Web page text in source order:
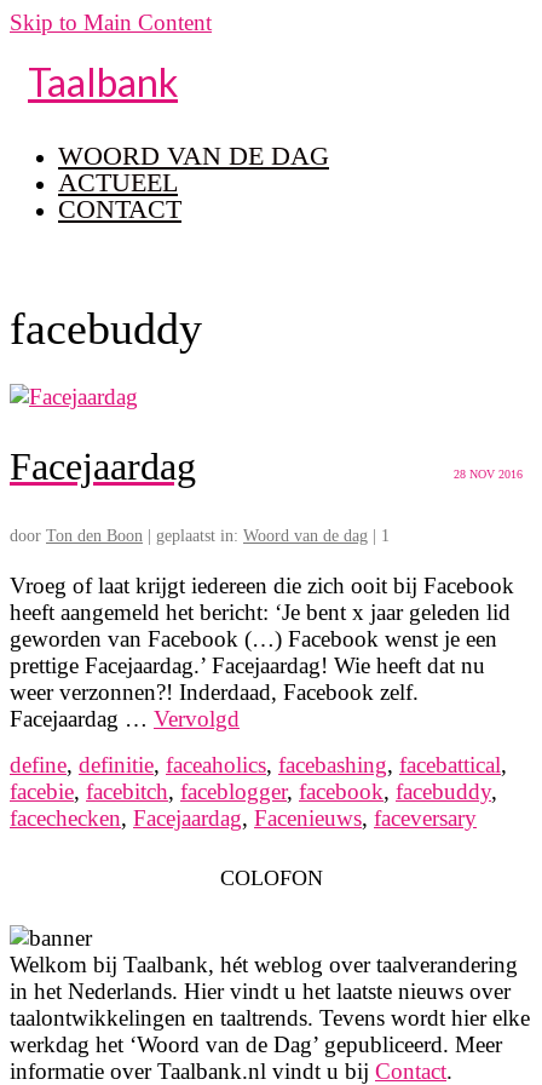
Skip to Main Content
Taalbank
WOORD VAN DE DAG
ACTUEEL
CONTACT
facebuddy
28 NOV 2016
Facejaardag
door Ton den Boon geplaatst in: Woord van de dag 1
Vroeg of laat krijgt iedereen die zich ooit bij Facebook
heeft aangemeld het bericht: ‘Je bent x jaar geleden lid
geworden van Facebook (…) Facebook wenst je een
prettige Facejaardag.’ Facejaardag! Wie heeft dat nu
weer verzonnen?! Inderdaad, Facebook zelf.
Facejaardag … Vervolgd
define, definitie, faceaholics, facebashing, facebattical,
facebie, facebitch, faceblogger, facebook, facebuddy,
facechecken, Facejaardag, Facenieuws, faceversary
COLOFON
Welkom bij Taalbank, hét weblog over taalverandering
in het Nederlands. Hier vindt u het laatste nieuws over
taalontwikkelingen en taaltrends. Tevens wordt hier elke
werkdag het ‘Woord van de Dag’ gepubliceerd. Meer
informatie over Taalbank.nl vindt u bij Contact.